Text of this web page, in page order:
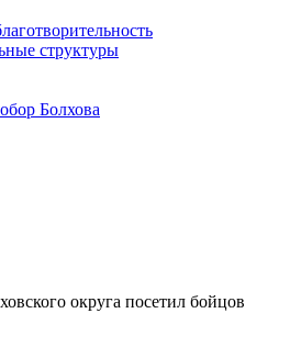
структуры
Болхова
округа посетил бойцов